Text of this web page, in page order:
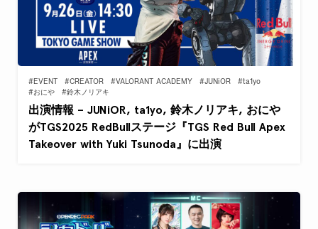
#EVENT #CREATOR #VALORANT ACADEMY #JUNiOR
#ta1yo
#おにや
#鈴木ノリアキ
出演情報 – JUNiOR, ta1yo, 鈴木ノリアキ, おにや
がTGS2025 RedBullステージ『TGS Red Bull Apex
Takeover with Yuki Tsunoda』に出演